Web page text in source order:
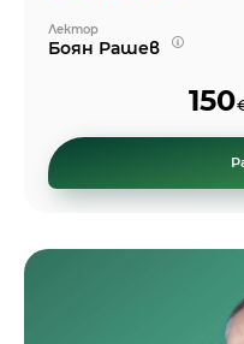
Лектор
Боян Рашев
150